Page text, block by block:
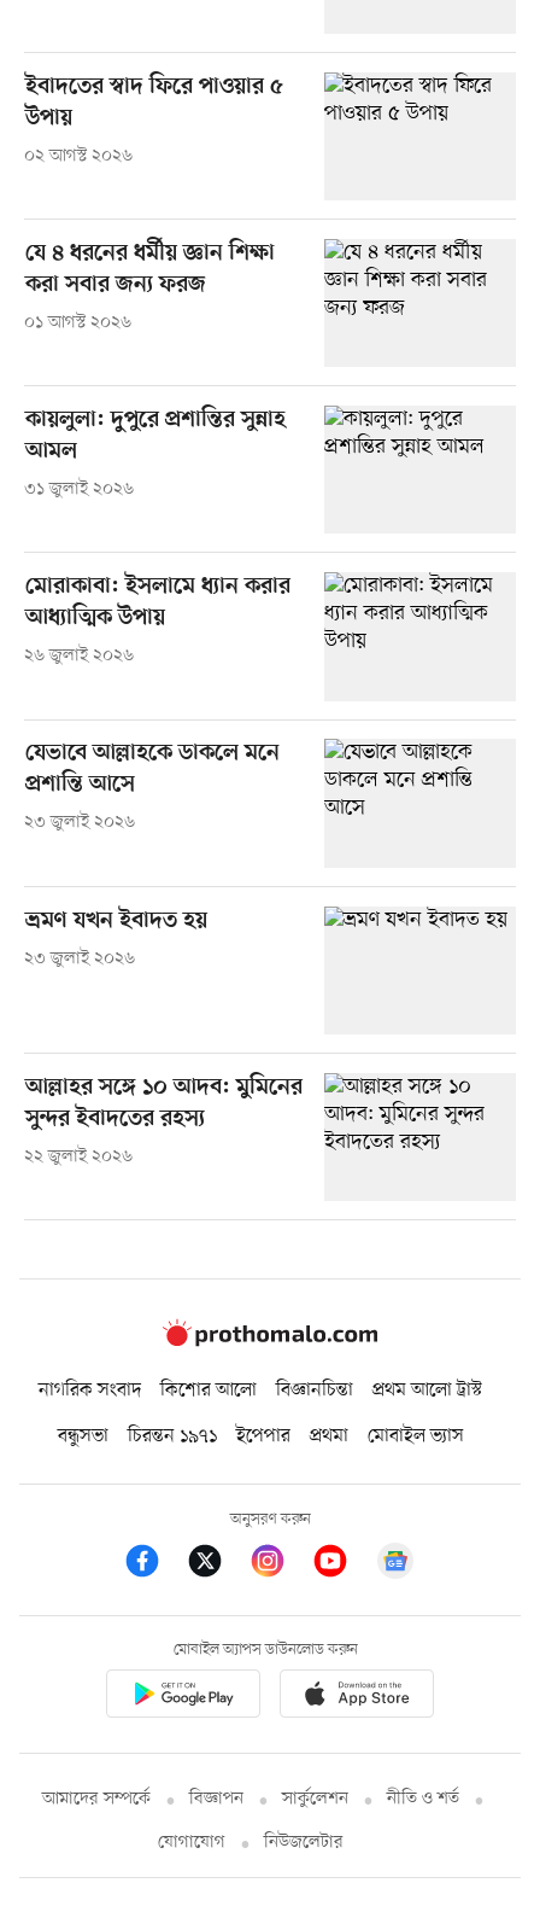
ইবাদতের স্বাদ ফিরে পাওয়ার ৫
উপায়
০২ আগস্ট ২০২৬
যে ৪ ধরনের ধর্মীয় জ্ঞান শিক্ষা
করা সবার জন্য ফরজ
০১ আগস্ট ২০২৬
কায়লুলা: দুপুরে প্রশান্তির সুন্নাহ
আমল
৩১ জুলাই ২০২৬
মোরাকাবা: ইসলামে ধ্যান করার
আধ্যাত্মিক উপায়
২৬ জুলাই ২০২৬
যেভাবে আল্লাহকে ডাকলে মনে
প্রশান্তি আসে
২৩ জুলাই ২০২৬
ভ্রমণ যখন ইবাদত হয়
২৩ জুলাই ২০২৬
আল্লাহর সঙ্গে ১০ আদব: মুমিনের
সুন্দর ইবাদতের রহস্য
২২ জুলাই ২০২৬
নাগরিক সংবাদ কিশোর আলো বিজ্ঞানচিন্তা
প্রথম আলো ট্রাস্ট
বন্ধুসভা
চিরন্তন ১৯৭১ ইপেপার প্রথমা মোবাইল ভ্যাস
অনুসরণ করুন
মোবাইল অ্যাপস ডাউনলোড করুন
আমাদের সম্পর্কে বিজ্ঞাপন সার্কুলেশন
নীতি ও শর্ত
যোগাযোগ
নিউজলেটার